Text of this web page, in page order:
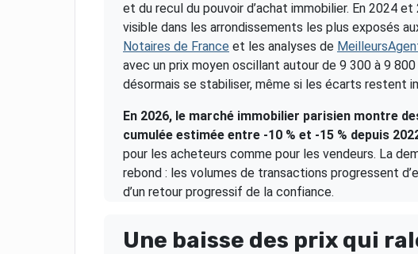
et du recul du pouvoir d’achat immobilier. En 2024
visible dans les arrondissements les plus exposés
Notaires de France et les analyses de
avec un prix moyen oscillant autour de 9 300 à 9
désormais se stabiliser, même si les écarts restent
En 2026, le marché immobilier parisien montre
cumulée estimée entre -10 % et -15 % depuis
pour les acheteurs comme pour les vendeurs. La
rebond : les volumes de transactions progressent
d’un retour progressif de la confiance.
Une baisse des prix qui